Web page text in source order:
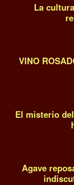
La
VINO
El misterio
Agave